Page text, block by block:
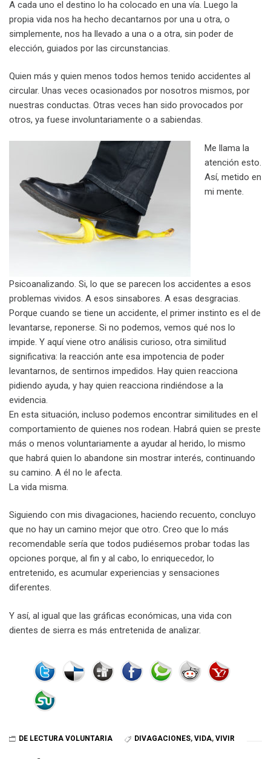
A cada uno el destino lo ha colocado en una vía. Luego la
propia vida nos ha hecho decantarnos por una u otra, o
simplemente, nos ha llevado a una o a otra, sin poder de
elección, guiados por las circunstancias.
Quien más y quien menos todos hemos tenido accidentes al
circular. Unas veces ocasionados por nosotros mismos, por
nuestras conductas. Otras veces han sido provocados por
otros, ya fuese involuntariamente o a sabiendas.
Me llama la
atención esto.
Así, metido en
mi mente.
Psicoanalizando. Si, lo que se parecen los accidentes a esos
problemas vividos. A esos sinsabores. A esas desgracias.
Porque cuando se tiene un accidente, el primer instinto es el de
levantarse, reponerse. Si no podemos, vemos qué nos lo
impide. Y aquí viene otro análisis curioso, otra similitud
significativa: la reacción ante esa impotencia de poder
levantarnos, de sentirnos impedidos. Hay quien reacciona
pidiendo ayuda, y hay quien reacciona rindiéndose a la
evidencia.
En esta situación, incluso podemos encontrar similitudes en el
comportamiento de quienes nos rodean. Habrá quien se preste
más o menos voluntariamente a ayudar al herido, lo mismo
que habrá quien lo abandone sin mostrar interés, continuando
su camino. A él no le afecta.
La vida misma.
Siguiendo con mis divagaciones, haciendo recuento, concluyo
que no hay un camino mejor que otro. Creo que lo más
recomendable sería que todos pudiésemos probar todas las
opciones porque, al fin y al cabo, lo enriquecedor, lo
entretenido, es acumular experiencias y sensaciones
diferentes.
Y así, al igual que las gráficas económicas, una vida con
dientes de sierra es más entretenida de analizar.
DE LECTURA VOLUNTARIA DIVAGACIONES, VIDA, VIVIR